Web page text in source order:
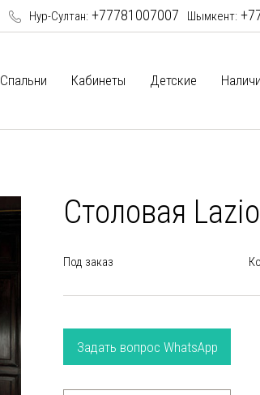
Нур-Султан: +77781007007 Шымкент:
Спальни Кабинеты Детские
Столовая Lazio
Под заказ
Задать вопрос WhatsApp